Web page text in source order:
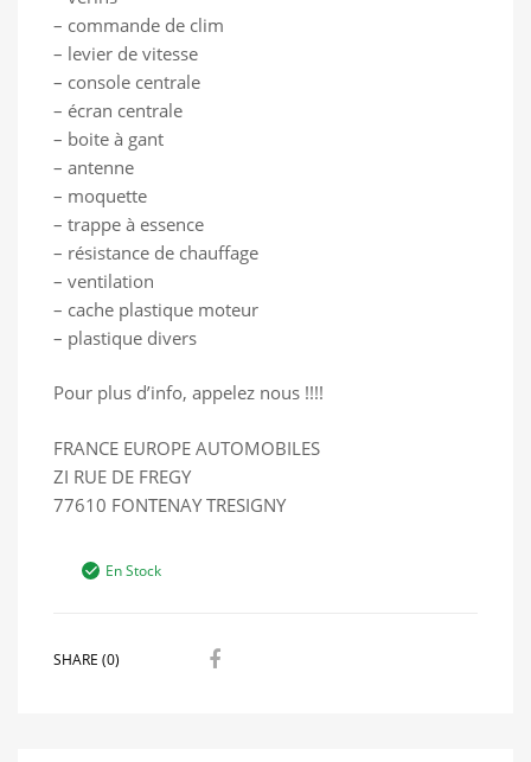
– commande de clim
– levier de vitesse
– console centrale
– écran centrale
– boite à gant
– antenne
– moquette
– trappe à essence
– résistance de chauffage
– ventilation
– cache plastique moteur
– plastique divers
Pour plus d’info, appelez nous !!!!
FRANCE EUROPE AUTOMOBILES
ZI RUE DE FREGY
77610 FONTENAY TRESIGNY
En Stock
SHARE (0)